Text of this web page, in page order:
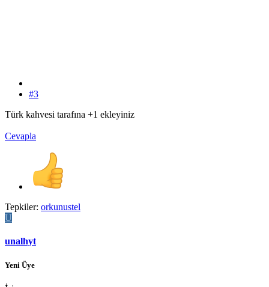
#3
Türk kahvesi tarafına +1 ekleyiniz
Cevapla
Tepkiler: orkunustel
U
unalhyt
Yeni Üye